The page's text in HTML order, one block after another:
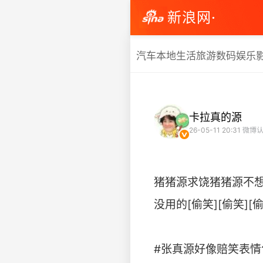
新浪网·
汽车本地生活旅游数码娱乐
卡拉真的源
26-05-11 20:31 微博
猪猪源求饶猪猪源不
没用的[偷笑][偷笑][
#张真源好像赔笑表